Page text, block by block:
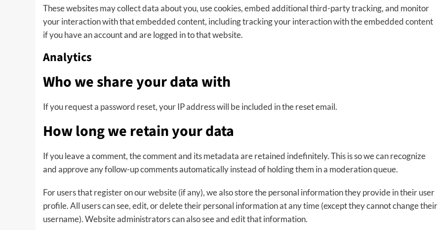
These websites may collect data about you, use cookies, embed additional third-party tracking, and monitor
your interaction with that embedded content, including tracking your interaction with the embedded content
if you have an account and are logged in to that website.
Analytics
Who we share your data with
If you request a password reset, your IP address will be included in the reset email.
How long we retain your data
If you leave a comment, the comment and its metadata are retained indefinitely. This is so we can recognize
and approve any follow-up comments automatically instead of holding them in a moderation queue.
For users that register on our website (if any), we also store the personal information they provide in their user
profile. All users can see, edit, or delete their personal information at any time (except they cannot change their
username). Website administrators can also see and edit that information.